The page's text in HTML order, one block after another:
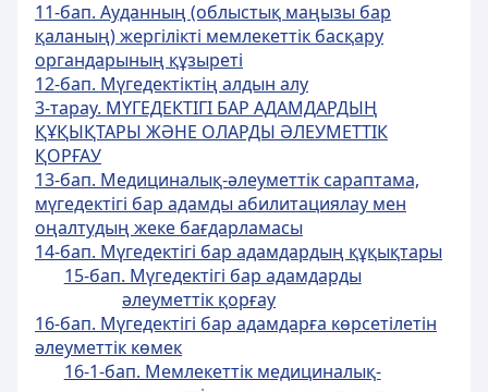
11-бап. Ауданның (облыстық маңызы бар
қаланың) жергiлiктi мемлекеттiк басқару
органдарының құзыретi
12-бап. Мүгедектiктiң алдын алу
3-тарау. МҮГЕДЕКТІГІ БАР АДАМДАРДЫҢ
ҚҰҚЫҚТАРЫ ЖӘНЕ ОЛАРДЫ ӘЛЕУМЕТТIК
ҚОРҒАУ
13-бап. Медициналық-әлеуметтiк сараптама,
мүгедектігі бар адамды абилитациялау мен
оңалтудың жеке бағдарламасы
14-бап. Мүгедектігі бар адамдардың құқықтары
15-бап. Мүгедектігі бар адамдарды
әлеуметтік қорғау
16-бап. Мүгедектігі бар адамдарға көрсетiлетiн
әлеуметтiк көмек
16-1-бап. Мемлекеттік медициналық-